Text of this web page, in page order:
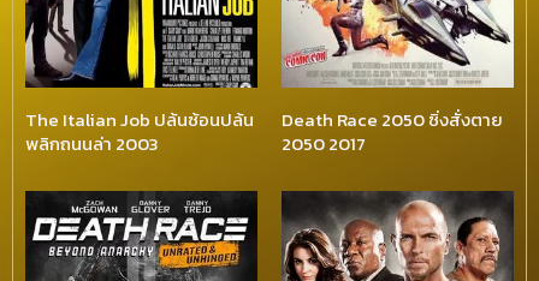
The Italian Job ปล้นซ้อนปล้น
พลิกถนนล่า 2003
Death Race 2050 ซิ่งสั่งตาย
2050 2017